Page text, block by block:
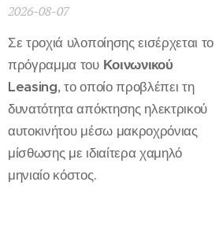
2026-08-07
Σε τροχιά υλοποίησης εισέρχεται το
πρόγραμμα του Κοινωνικού
Leasing, το οποίο προβλέπει τη
δυνατότητα απόκτησης ηλεκτρικού
αυτοκινήτου μέσω μακροχρόνιας
μίσθωσης με ιδιαίτερα χαμηλό
μηνιαίο κόστος.